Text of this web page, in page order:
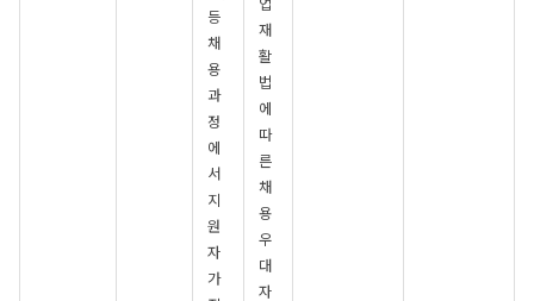
등
채
용
과
정
에
서
지
원
자
가
재
활
법
에
따
른
채
용
우
대
자